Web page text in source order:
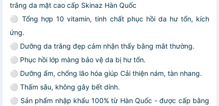
trắng da mặt cao cấp Skinaz Hàn Quốc
⚪ Tổng hợp 10 vitamin, tinh chất phục hồi da hư tổn, kích
ứng.
⚪ Dưỡng da trắng đẹp cảm nhận thấy bằng mắt thường.
⚪ Phục hồi lớp màng bảo vệ da bị hư tổn.
⚪ Dưỡng ẩm, chống lão hóa giúp Cải thiện nám, tàn nhang.
⚪ Thấm sâu, không gây bết dính.
⚪ Sản phẩm nhập khẩu 100% từ Hàn Quốc - được cấp bằng